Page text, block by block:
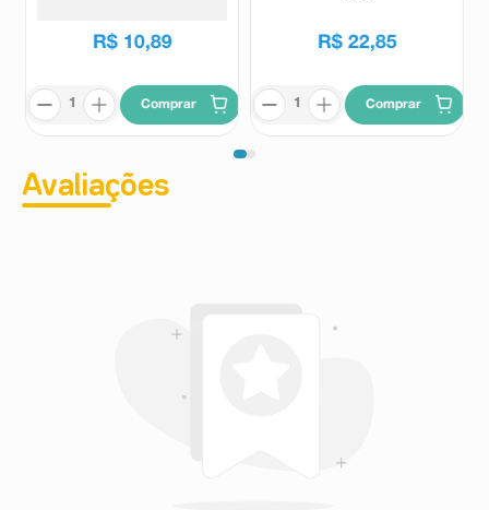
R$ 10,89
Comprar
R$ 22,85
Comprar
Avaliações